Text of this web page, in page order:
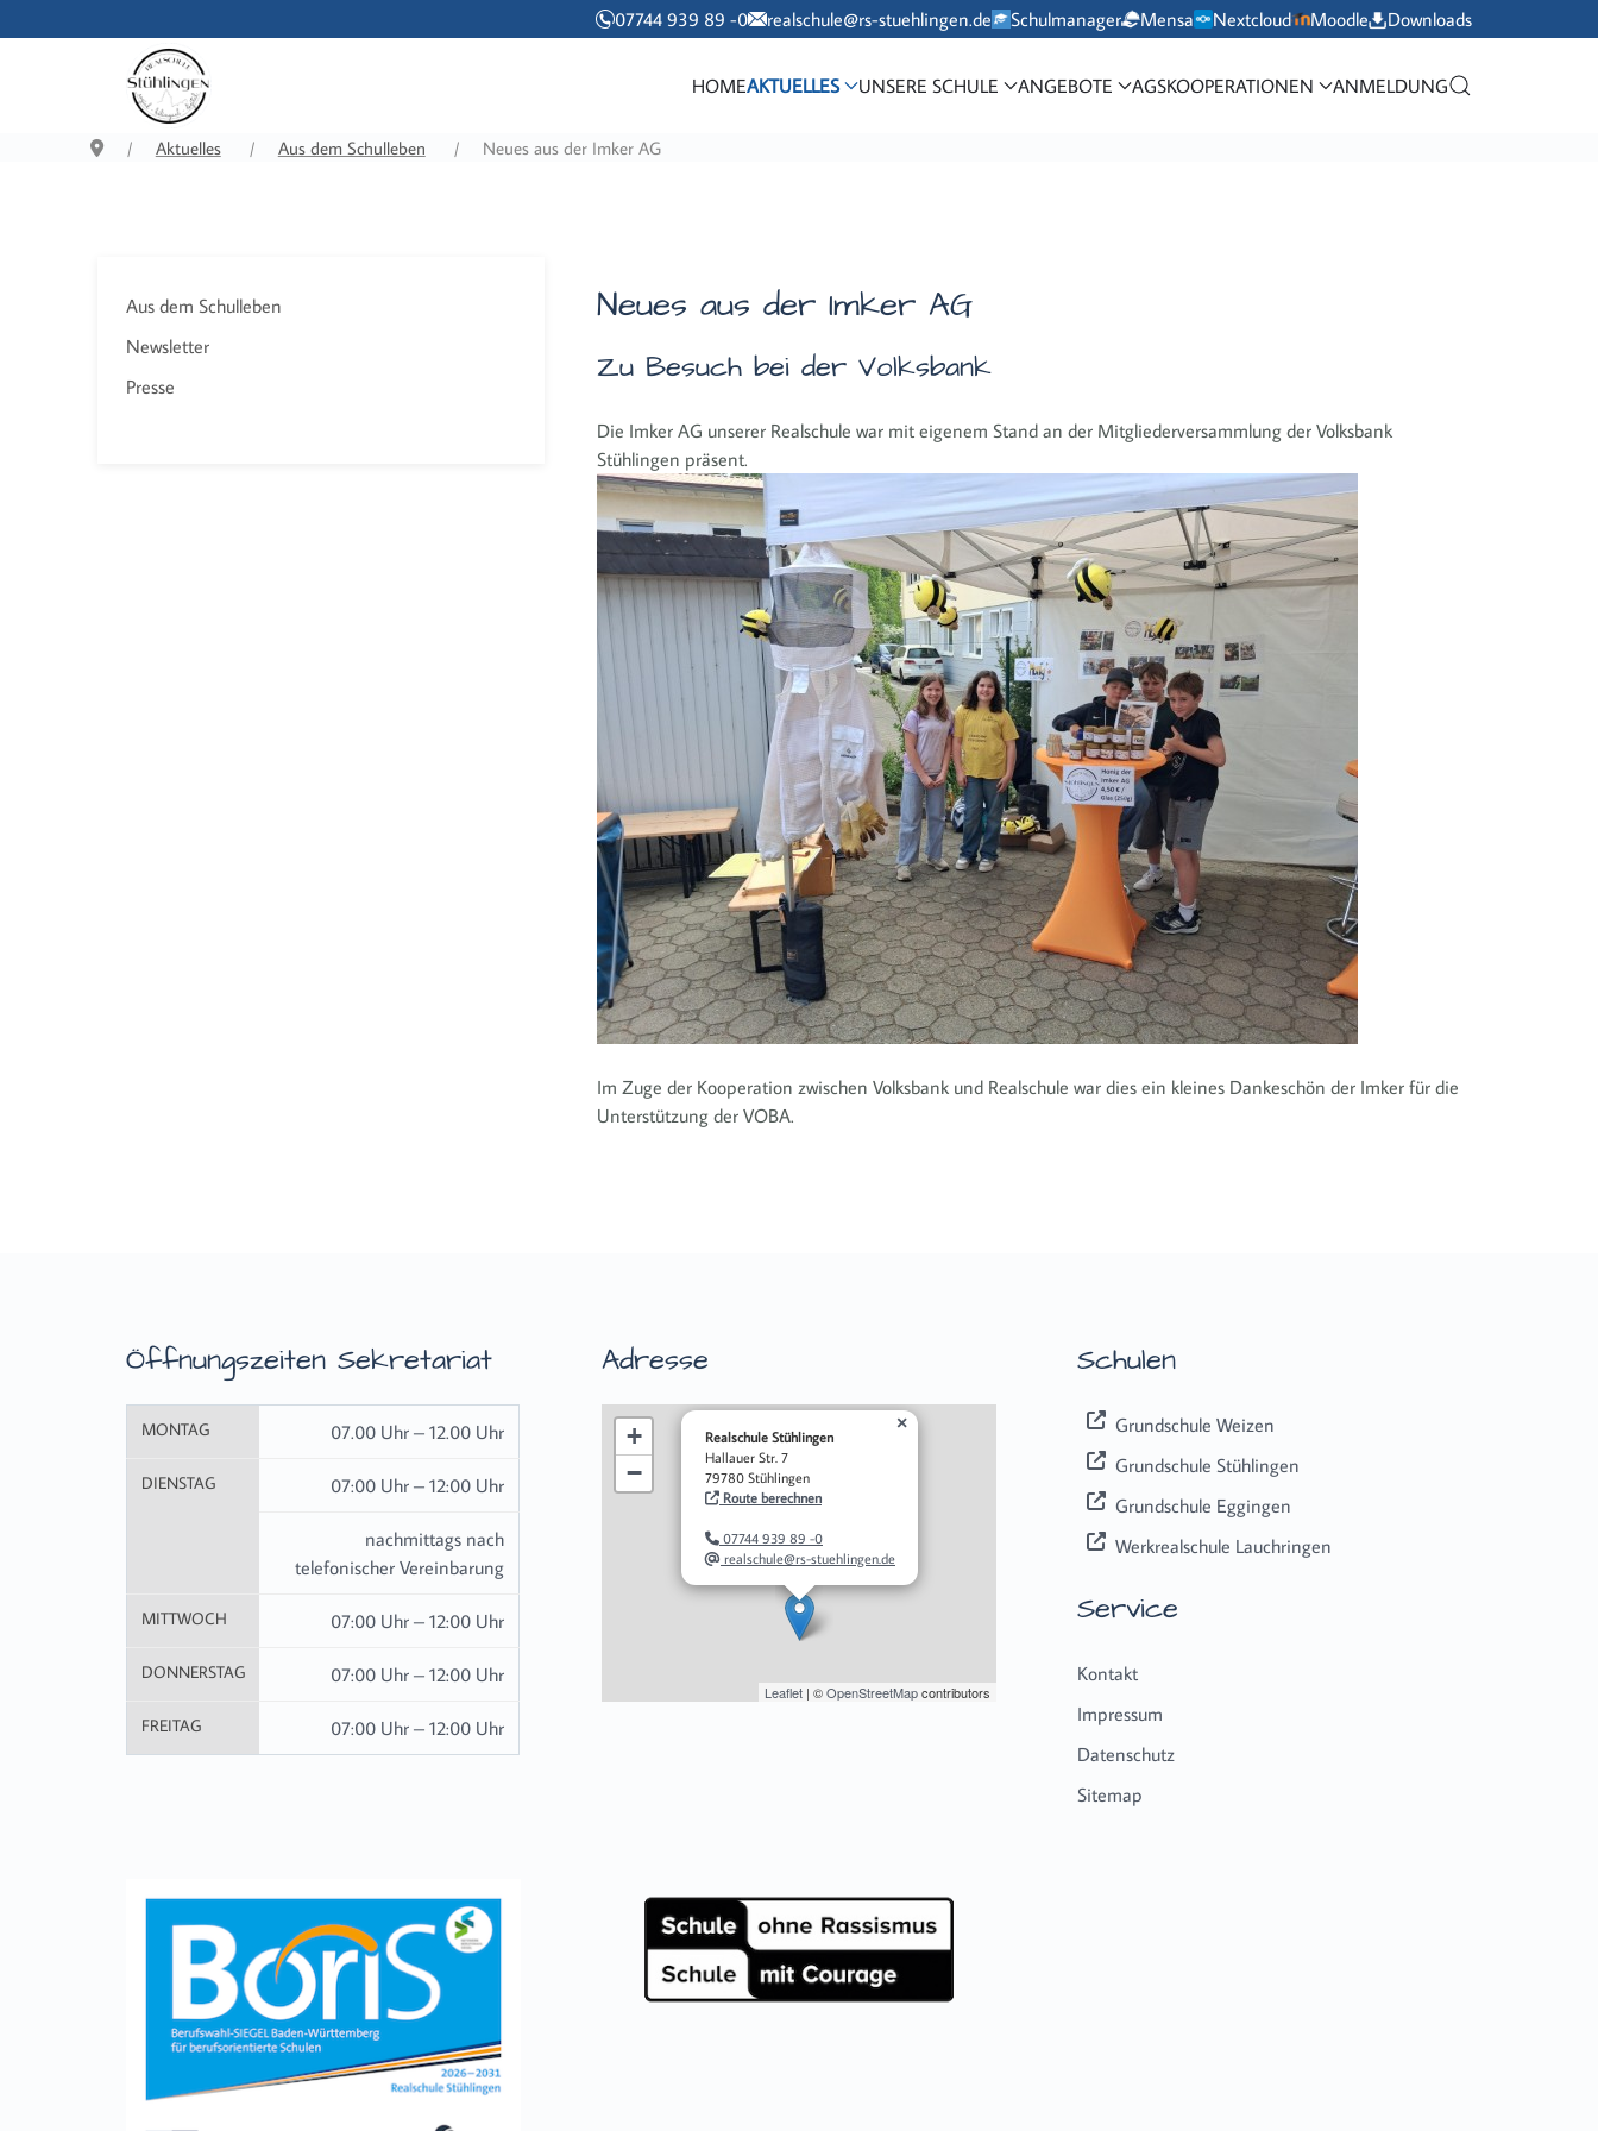
07744 939 89 -0 realschule@rs-stuehlingen.de Schulmanager Mensa Nextcloud Moodle Downloads
HOMEAKTUELLES UNSERE SCHULE ANGEBOTE AGSKOOPERATIONEN ANMELDUNG
Aktuelles Aus dem Schulleben Neues aus der Imker AG
Aus dem Schulleben
Newsletter
Presse
Neues aus der Imker AG
Zu Besuch bei der Volksbank
Die Imker AG unserer Realschule war mit eigenem Stand an der Mitgliederversammlung der Volksbank
Stühlingen präsent.
Im Zuge der Kooperation zwischen Volksbank und Realschule war dies ein kleines Dankeschön der Imker für die
Unterstützung der VOBA.
Öffnungszeiten Sekretariat
MONTAG 07.00 Uhr – 12.00 Uhr
DIENSTAG 07:00 Uhr – 12:00 Uhr
nachmittags nach
telefonischer Vereinbarung
MITTWOCH 07:00 Uhr – 12:00 Uhr
DONNERSTAG 07:00 Uhr – 12:00 Uhr
FREITAG 07:00 Uhr – 12:00 Uhr
Adresse
Realschule Stühlingen
Hallauer Str. 7
79780 Stühlingen
Route berechnen
07744 939 89 -0
realschule@rs-stuehlingen.de
×
+
−
Leaflet| ©OpenStreetMapcontributors
Schulen
Grundschule Weizen
Grundschule Stühlingen
Grundschule Eggingen
Werkrealschule Lauchringen
Service
Kontakt
Impressum
Datenschutz
Sitemap